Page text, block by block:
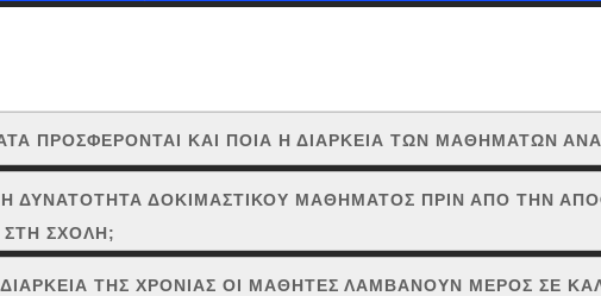
ΠΡΟΣΦΕΡΟΝΤΑΙ ΚΑΙ ΠΟΙΑ Η ΔΙΑΡΚΕΙΑ ΤΩΝ ΜΑΘΗΜΑΤΩΝ
Η ΔΥΝΑΤΟΤΗΤΑ ΔΟΚΙΜΑΣΤΙΚΟΥ ΜΑΘΗΜΑΤΟΣ ΠΡΙΝ ΑΠΟ ΤΗΝ
ΣΤΗ ΣΧΟΛΗ;
ΤΗΣ ΧΡΟΝΙΑΣ ΟΙ ΜΑΘΗΤΕΣ ΛΑΜΒΑΝΟΥΝ ΜΕΡΟΣ ΣΕ